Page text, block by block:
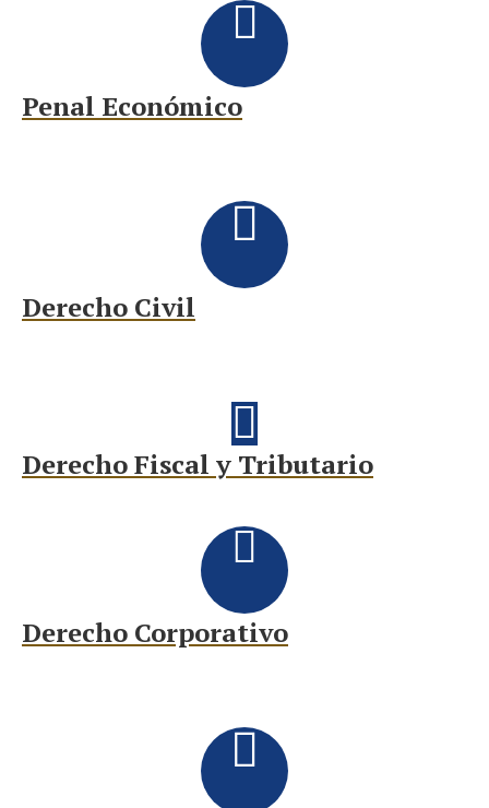
Penal Económico
Derecho Civil
Derecho Fiscal y Tributario
Derecho Corporativo